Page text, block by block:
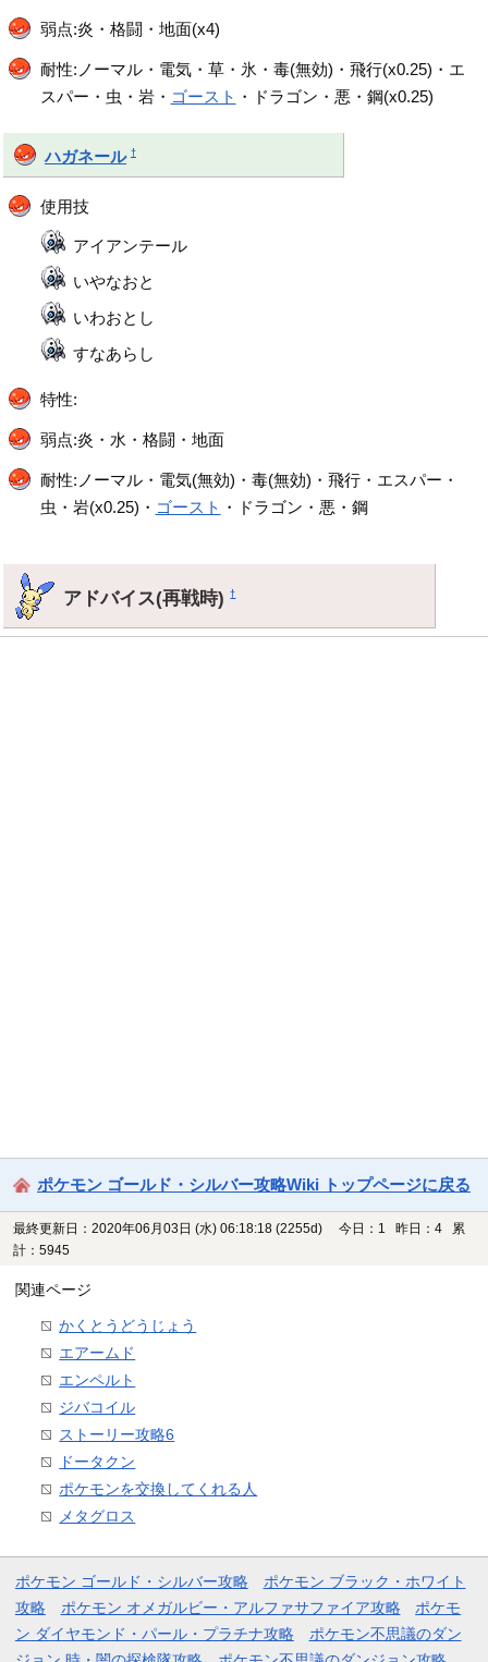
弱点:炎・格闘・地面(x4)
耐性:ノーマル・電気・草・氷・毒(無効)・飛行(x0.25)・エ
スパー・虫・岩・ ゴースト ・ドラゴン・悪・鋼(x0.25)
ハガネール †
使用技
アイアンテール
いやなおと
いわおとし
すなあらし
特性:
弱点:炎・水・格闘・地面
耐性:ノーマル・電気(無効)・毒(無効)・飛行・エスパー・
虫・岩(x0.25)・ ゴースト ・ドラゴン・悪・鋼
アドバイス(再戦時)†
ポケモン ゴールド・シルバー攻略Wiki トップページに戻る
最終更新日：2020年06月03日 (水) 06:18:18 (2255d)
今日：1 昨日：4 累
計：5945
関連ページ
かくとうどうじょう
エアームド
エンペルト
ジバコイル
ストーリー攻略6
ドータクン
ポケモンを交換してくれる人
メタグロス
ポケモン ゴールド・シルバー攻略
ポケモン ブラック・ホワイト
攻略
ポケモン オメガルビー・アルファサファイア攻略
ポケモ
ン ダイヤモンド・パール・プラチナ攻略
ポケモン不思議のダン